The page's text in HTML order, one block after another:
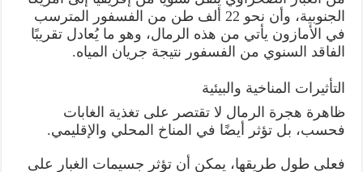
الجنوبية، وأن نحو 22 ألف طن من الفسفور المترسب
في الأمازون يأتي من هذه الرمال، وهو ما يُعادل تقريبًا
الفاقد السنوي من الفسفور نتيجة جريان المياه.
التأثيرات المناخية والبيئية
ظاهرة هجرة الرمال لا تقتصر على تغذية الغابات
فحسب، بل تؤثر أيضًا في المناخ المحلي والإقليمي.
فعلى طول طريقها، يمكن أن تؤثر جسيمات الغبار على